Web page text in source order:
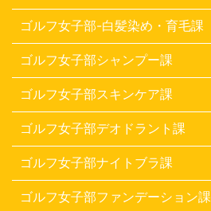
ゴルフ女子部-白髪染め・育毛課
ゴルフ女子部シャンプー課
ゴルフ女子部スキンケア課
ゴルフ女子部デオドラント課
ゴルフ女子部ナイトブラ課
ゴルフ女子部ファンデーション課